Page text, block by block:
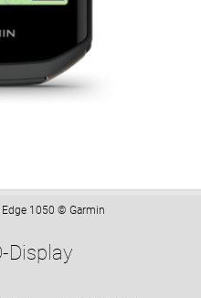
1050 © Garmin
Display